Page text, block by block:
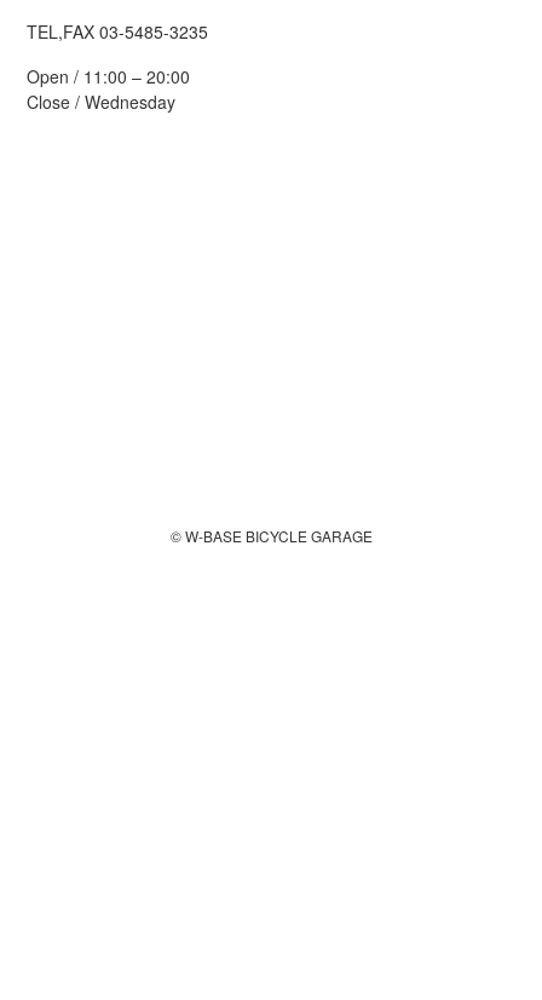
TEL,FAX 03-5485-3235
Open / 11:00 – 20:00
Close / Wednesday
© W-BASE BICYCLE GARAGE